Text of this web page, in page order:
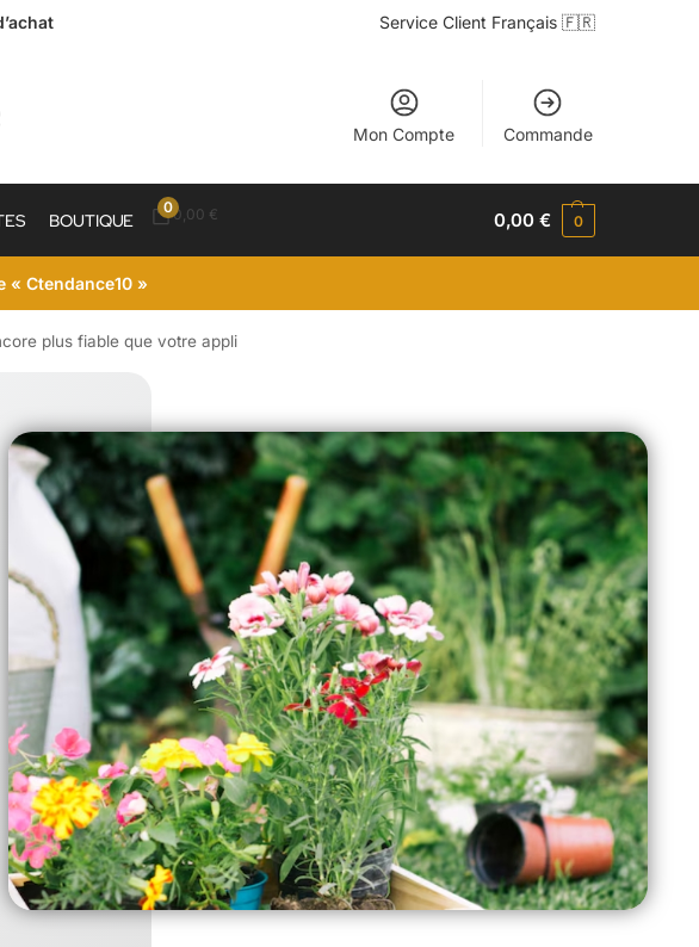
Service Client Français 🇫🇷
Mon Compte Commande
BOUTIQUE
00,00 € 0,00€ 0
« Ctendance10 »
plus fiable que votre appli